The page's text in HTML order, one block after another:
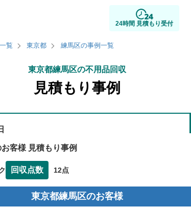
24時間 見積もり受付
覧 東京都 練馬区の事例一覧
東京都練馬区の不用品回収
見積もり事例
客様 見積もり事例
回収点数 12点
東京都練馬区のお客様